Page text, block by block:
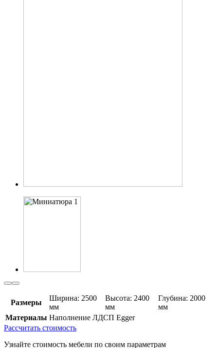
Размеры
Ширина: 2500
мм
Высота: 2400
мм
Глубина: 2000
мм
Материалы Наполнение ЛДСП Egger
Рассчитать стоимость
Узнайте стоимость мебели по своим параметрам